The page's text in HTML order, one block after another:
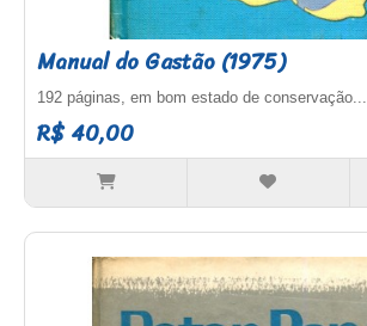
Manual do Gastão (1975)
192 páginas, em bom estado de conservação...
R$ 40,00